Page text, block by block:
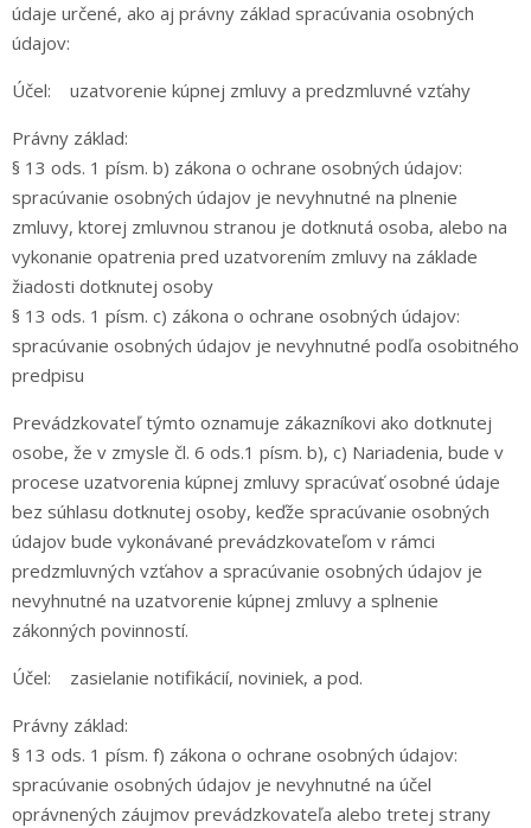
údaje určené, ako aj právny základ spracúvania osobných
údajov:
Účel: uzatvorenie kúpnej zmluvy a predzmluvné vzťahy
Právny základ:
§ 13 ods. 1 písm. b) zákona o ochrane osobných údajov:
spracúvanie osobných údajov je nevyhnutné na plnenie
zmluvy, ktorej zmluvnou stranou je dotknutá osoba, alebo na
vykonanie opatrenia pred uzatvorením zmluvy na základe
žiadosti dotknutej osoby
§ 13 ods. 1 písm. c) zákona o ochrane osobných údajov:
spracúvanie osobných údajov je nevyhnutné podľa osobitného
predpisu
Prevádzkovateľ týmto oznamuje zákazníkovi ako dotknutej
osobe, že v zmysle čl. 6 ods.1 písm. b), c) Nariadenia, bude v
procese uzatvorenia kúpnej zmluvy spracúvať osobné údaje
bez súhlasu dotknutej osoby, keďže spracúvanie osobných
údajov bude vykonávané prevádzkovateľom v rámci
predzmluvných vzťahov a spracúvanie osobných údajov je
nevyhnutné na uzatvorenie kúpnej zmluvy a splnenie
zákonných povinností.
Účel: zasielanie notifikácií, noviniek, a pod.
Právny základ:
§ 13 ods. 1 písm. f) zákona o ochrane osobných údajov:
spracúvanie osobných údajov je nevyhnutné na účel
oprávnených záujmov prevádzkovateľa alebo tretej strany